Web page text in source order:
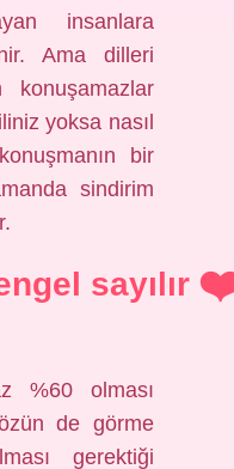
insanlara
Ama dilleri
yoksa nasıl
bir
sindirim
sayılır
%60 olması
de görme
gerektiği